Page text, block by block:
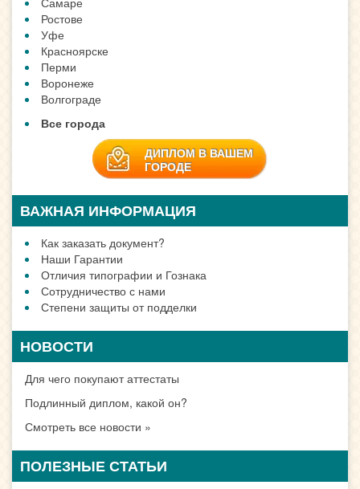
Ростове
Уфе
Красноярске
Перми
Воронеже
Волгограде
Все города
ДИПЛОМ В ВАШЕМ
ГОРОДЕ
ВАЖНАЯ ИНФОРМАЦИЯ
Как заказать документ?
Наши Гарантии
Отличия типографии и Гознака
Сотрудничество с нами
Степени защиты от подделки
НОВОСТИ
Для чего покупают аттестаты
Подлинный диплом, какой он?
Смотреть все новости »
ПОЛЕЗНЫЕ СТАТЬИ